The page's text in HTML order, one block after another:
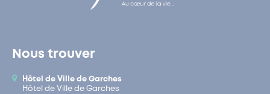
Nous trouver
Hôtel de Ville de Garches
Hôtel de Ville de Garches